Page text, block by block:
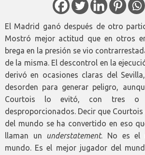
El Madrid ganó después de otro
Mostró mejor actitud que en otros
brega en la presión se vio
de la misma. El descontrol en la
derivó en ocasiones claras del
desorden para generar peligro,
Courtois lo evitó, con tres o
desproporcionados. Decir que
del mundo se ha convertido en eso
llaman un understatement. No es el
mundo. Es el mejor jugador del